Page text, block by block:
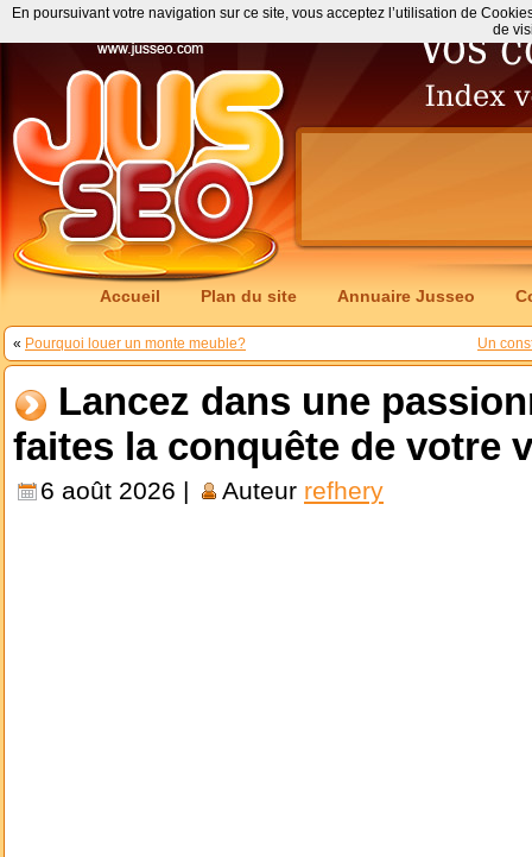
Accueil Plan du site Annuaire Jusseo
« Pourquoi louer un monte meuble? Un
Lancez dans une
faites la conquête de votre
6 août 2026 | Auteur refhery
En poursuivant votre navigation sur ce site, vous acceptez l’utilisation de
de